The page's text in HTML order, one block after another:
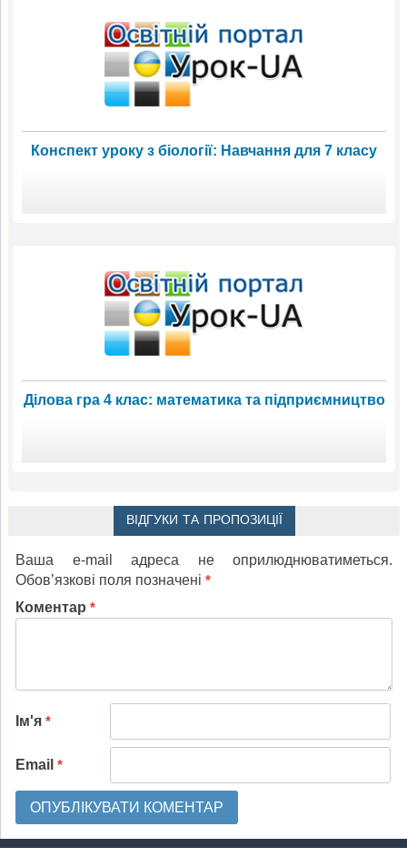
Конспект уроку з біології: Навчання для 7 класу
Ділова гра 4 клас: математика та підприємництво
ВІДГУКИ ТА ПРОПОЗИЦІЇ
Ваша e-mail адреса не оприлюднюватиметься.
Обов’язкові поля позначені *
Коментар *
Ім'я *
Email *